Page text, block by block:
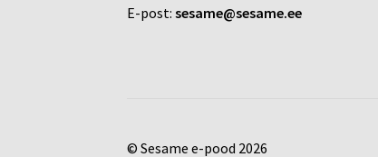
E-post:sesame@sesame.ee
© Sesame e-pood 2026